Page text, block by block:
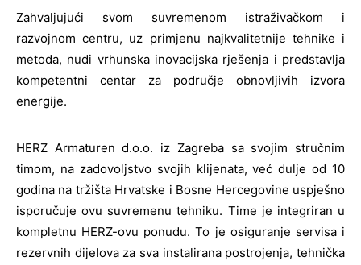
Zahvaljujući svom suvremenom istraživačkom i
razvojnom centru, uz primjenu najkvalitetnije tehnike i
metoda, nudi vrhunska inovacijska rješenja i predstavlja
kompetentni centar za područje obnovljivih izvora
energije.
HERZ Armaturen d.o.o. iz Zagreba sa svojim stručnim
timom, na zadovoljstvo svojih klijenata, već dulje od 10
godina na tržišta Hrvatske i Bosne Hercegovine uspješno
isporučuje ovu suvremenu tehniku. Time je integriran u
kompletnu HERZ-ovu ponudu. To je osiguranje servisa i
rezervnih dijelova za sva instalirana postrojenja, tehnička